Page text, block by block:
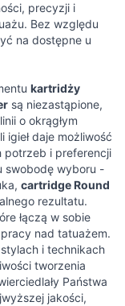
precyzji i
Bez względu
na dostępne u
kartridży
są niezastąpione,
o okrągłym
igieł daje możliwość
potrzeb i preferencji
swobodę wyboru -
cartridge Round
rezultatu.
łączą w sobie
nad tatuażem.
i technikach
tworzenia
Państwa
jakości,